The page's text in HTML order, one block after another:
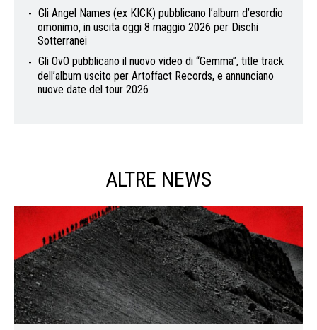
Gli Angel Names (ex KICK) pubblicano l’album d’esordio
omonimo, in uscita oggi 8 maggio 2026 per Dischi
Sotterranei
Gli OvO pubblicano il nuovo video di “Gemma”, title track
dell’album uscito per Artoffact Records, e annunciano
nuove date del tour 2026
ALTRE NEWS